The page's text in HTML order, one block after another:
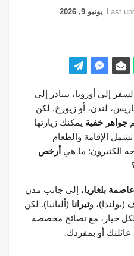
Last يونيو 9, 2026
إلى أوروبا، يتبادر إلى
لندن، أو زيورخ. لكن
جواهر خفية يمكنك زيارتها
40 يورو يوميًا تشمل الإقامة والطعام
الكثيرون: ما هي أرخص
بلغاريا، إلى جانب مدن
(بولندا)، وتيرانا (ألبانيا). لكن
خيار، مع نصائح مخصصة
أو بمفردك.